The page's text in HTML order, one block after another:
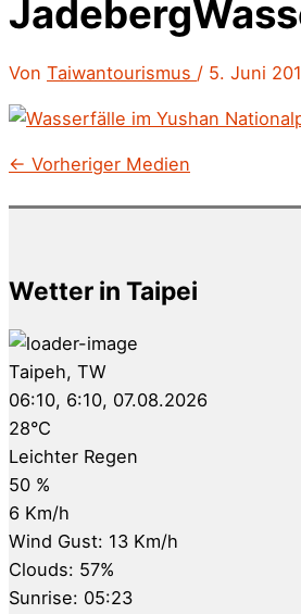
Von Taiwantourismus / 5. Juni
← Vorheriger Medien
Wetter in Taipei
Taipeh, TW
06:10, 6:10, 07.08.2026
28°C
Leichter Regen
50 %
6 Km/h
Wind Gust: 13 Km/h
Clouds: 57%
Sunrise: 05:23